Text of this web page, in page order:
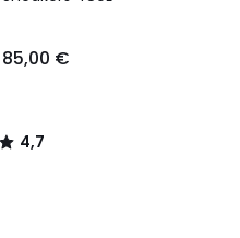
85,00 €
4,7
/